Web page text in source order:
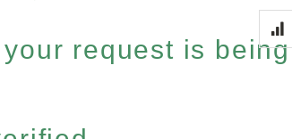
request is being